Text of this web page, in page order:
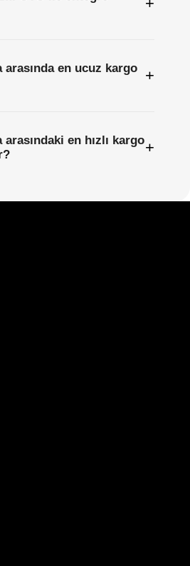
en ucuz kargo
+
en hızlı kargo+